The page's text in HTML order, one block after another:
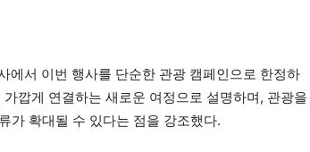
에서 이번 행사를 단순한 관광 캠페인으로 한정하
깝게 연결하는 새로운 여정으로 설명하며, 관광을
가 확대될 수 있다는 점을 강조했다.